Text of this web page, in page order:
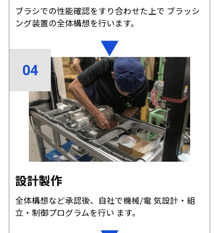
ブラシでの性能確認をすり合わせた上で ブラッシ
ング装置の全体構想を行います。
設計製作
全体構想など承認後、自社で機械/電 気設計・組
立・制御プログラムを行い ます。